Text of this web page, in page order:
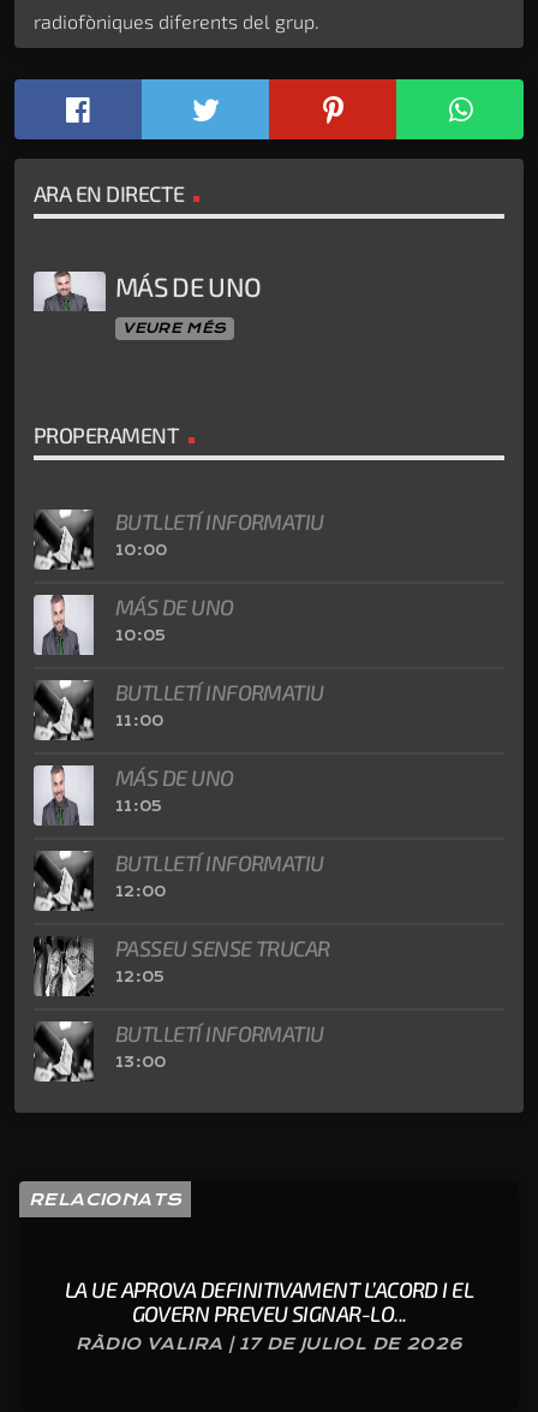
radiofòniques diferents del grup.
ARA EN DIRECTE
MÁS DE UNO
VEURE MÉS
PROPERAMENT
BUTLLETÍ INFORMATIU
10:00
MÁS DE UNO
10:05
BUTLLETÍ INFORMATIU
11:00
MÁS DE UNO
11:05
BUTLLETÍ INFORMATIU
12:00
PASSEU SENSE TRUCAR
12:05
BUTLLETÍ INFORMATIU
13:00
RELACIONATS
LA UE APROVA DEFINITIVAMENT L’ACORD I EL
GOVERN PREVEU SIGNAR-LO...
RÀDIO VALIRA | 17 DE JULIOL DE 2026